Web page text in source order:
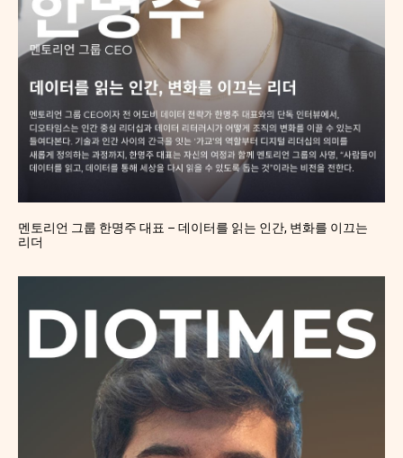
멘토리언 그룹 한명주 대표 – 데이터를 읽는 인간, 변화를 이끄는
리더